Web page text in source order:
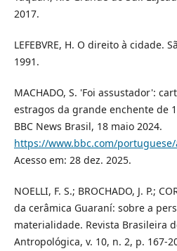
2017.
LEFEBVRE, H. O direito à cidade.
1991.
MACHADO, S. 'Foi assustador':
estragos da grande enchente de
BBC News Brasil, 18 maio 2024.
https://www.bbc.com/
Acesso em: 28 dez. 2025.
NOELLI, F. S.; BROCHADO, J. P.;
da cerâmica Guaraní: sobre a
materialidade. Revista Brasileira
Antropológica, v. 10, n. 2, p. 167-